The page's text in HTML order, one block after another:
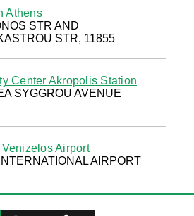
Athens
STR AND
STR, 11855
Center Akropolis Station
SYGGROU AVENUE
Airport
AIRPORT